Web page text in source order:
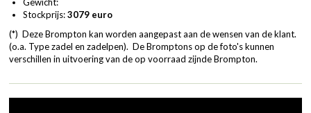
Stockprijs:3079 euro
(*) Deze Brompton kan worden aangepast aan de wensen van de klant.
(o.a. Type zadel en zadelpen). De Bromptons op de foto's kunnen
verschillen in uitvoering van de op voorraad zijnde Brompton.